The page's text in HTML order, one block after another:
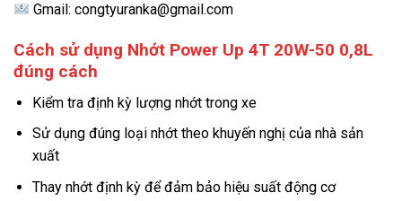
Gmail: congtyuranka@gmail.com
Cách sử dụng Nhớt Power Up 4T 20W-50 0,8L
đúng cách
Kiểm tra định kỳ lượng nhớt trong xe
Sử dụng đúng loại nhớt theo khuyến nghị của nhà sản
xuất
Thay nhớt định kỳ để đảm bảo hiệu suất động cơ